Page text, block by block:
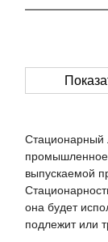
Стационарный
промышленное
выпускаемой
она будет
подлежит или